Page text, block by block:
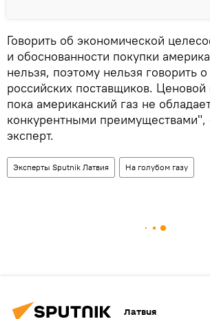
Говорить об экономической
и обоснованности покупки
нельзя, поэтому нельзя говорить
российских поставщиков. Ценовой
пока американский газ не
конкурентными
эксперт.
Эксперты Sputnik Латвия На голубом газу
Латвия